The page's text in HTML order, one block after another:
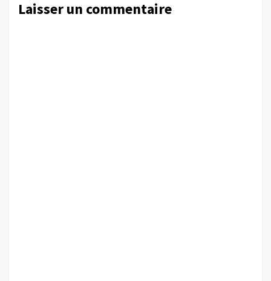
Laisser un commentaire